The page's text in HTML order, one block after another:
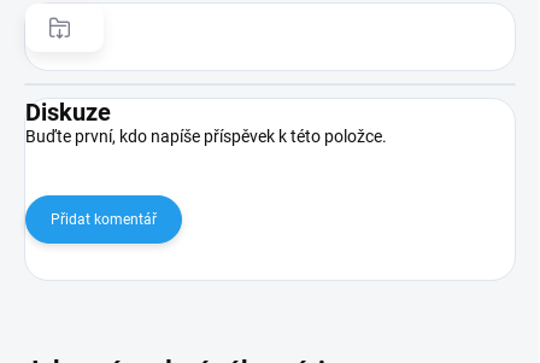
Diskuze
Buďte první, kdo napíše příspěvek k této položce.
Přidat komentář